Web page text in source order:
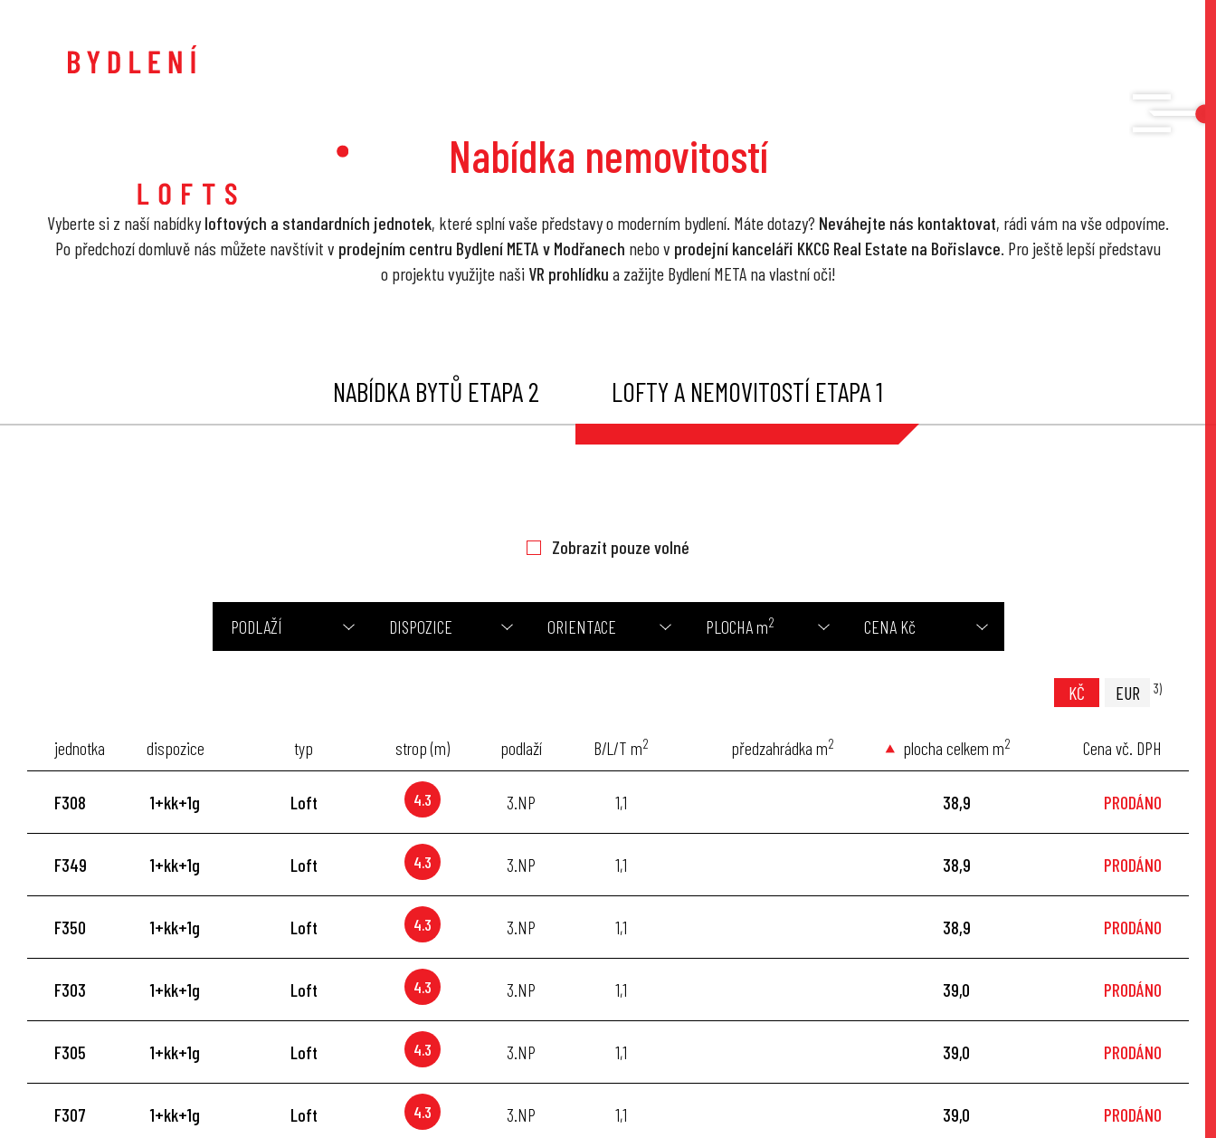
Nabídka nemovitostí
Vyberte si z naší nabídky loftových a standardních jednotek, které splní vaše představy o moderním bydlení. Máte dotazy? Neváhejte nás kontaktovat, rádi vám na vše odpovíme.
Po předchozí domluvě nás můžete navštívit v prodejním centru Bydlení META v Modřanech nebo v prodejní kanceláři KKCG Real Estate na Bořislavce. Pro ještě lepší představu
o projektu využijte naši VR prohlídku a zažijte Bydlení META na vlastní oči!
NABÍDKA BYTŮ ETAPA 2 LOFTY A NEMOVITOSTÍ ETAPA 1
Zobrazit pouze volné
PODLAŽÍ DISPOZICE ORIENTACE PLOCHA m2 CENA Kč
KČ EUR 3)
jednotka dispozice typ strop (m) podlaží B/L/T m2 předzahrádka m2 plocha celkem m2 Cena vč. DPH
F308 1+kk+1g Loft 4.3 3.NP 1,1 38,9 PRODÁNO
F349 1+kk+1g Loft 4.3 3.NP 1,1 38,9 PRODÁNO
F350 1+kk+1g Loft 4.3 3.NP 1,1 38,9 PRODÁNO
F303 1+kk+1g Loft 4.3 3.NP 1,1 39,0 PRODÁNO
F305 1+kk+1g Loft 4.3 3.NP 1,1 39,0 PRODÁNO
F307 1+kk+1g Loft 4.3 3.NP 1,1 39,0 PRODÁNO